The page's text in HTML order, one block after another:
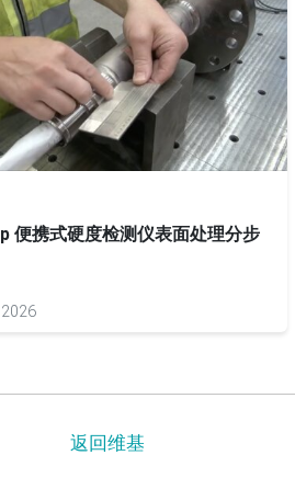
便携式硬度检测仪表面处理分步
返回维基